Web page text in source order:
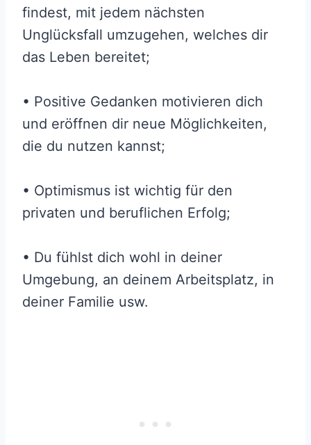
findest, mit jedem nächsten
Unglücksfall umzugehen, welches dir
das Leben bereitet;
• Positive Gedanken motivieren dich
und eröffnen dir neue Möglichkeiten,
die du nutzen kannst;
• Optimismus ist wichtig für den
privaten und beruflichen Erfolg;
• Du fühlst dich wohl in deiner
Umgebung, an deinem Arbeitsplatz, in
deiner Familie usw.